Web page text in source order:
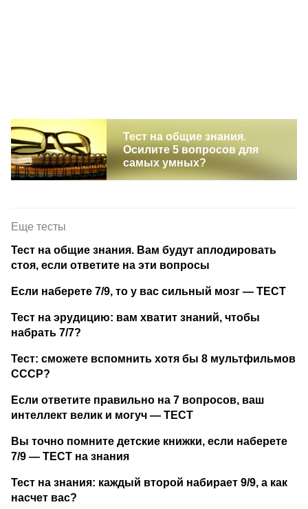
Тест на общие знания.
Осилите 5 вопросов для
самых умных?
Еще тесты
Тест на общие знания. Вам будут аплодировать
стоя, если ответите на эти вопросы
Если наберете 7/9, то у вас сильный мозг — ТЕСТ
Тест на эрудицию: вам хватит знаний, чтобы
набрать 7/7?
Тест: сможете вспомнить хотя бы 8 мультфильмов
СССР?
Если ответите правильно на 7 вопросов, ваш
интеллект велик и могуч — ТЕСТ
Вы точно помните детские книжки, если наберете
7/9 — ТЕСТ на знания
Тест на знания: каждый второй набирает 9/9, а как
насчет вас?